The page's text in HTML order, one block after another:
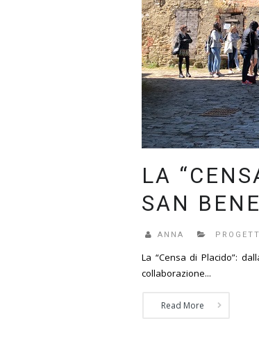
LA
SAN
ANNA
La “Censa di Placido”:
collaborazione...
Read More